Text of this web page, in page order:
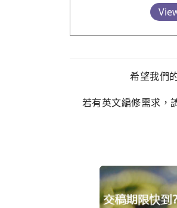
希望我們
若有英文編修需求，